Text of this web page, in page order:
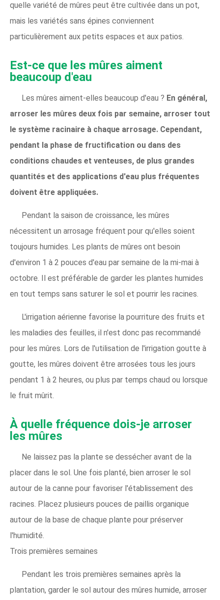
quelle variété de mûres peut être cultivée dans un pot,
mais les variétés sans épines conviennent
particulièrement aux petits espaces et aux patios.
Est-ce que les mûres aiment
beaucoup d'eau
Les mûres aiment-elles beaucoup d'eau ? En général,
arroser les mûres deux fois par semaine, arroser tout
le système racinaire à chaque arrosage. Cependant,
pendant la phase de fructification ou dans des
conditions chaudes et venteuses, de plus grandes
quantités et des applications d'eau plus fréquentes
doivent être appliquées.
Pendant la saison de croissance, les mûres
nécessitent un arrosage fréquent pour qu'elles soient
toujours humides. Les plants de mûres ont besoin
d'environ 1 à 2 pouces d'eau par semaine de la mi-mai à
octobre. Il est préférable de garder les plantes humides
en tout temps sans saturer le sol et pourrir les racines.
L'irrigation aérienne favorise la pourriture des fruits et
les maladies des feuilles, il n'est donc pas recommandé
pour les mûres. Lors de l'utilisation de l'irrigation goutte à
goutte, les mûres doivent être arrosées tous les jours
pendant 1 à 2 heures, ou plus par temps chaud ou lorsque
le fruit mûrit.
À quelle fréquence dois-je arroser
les mûres
Ne laissez pas la plante se dessécher avant de la
placer dans le sol. Une fois planté, bien arroser le sol
autour de la canne pour favoriser l'établissement des
racines. Placez plusieurs pouces de paillis organique
autour de la base de chaque plante pour préserver
l'humidité.
Trois premières semaines
Pendant les trois premières semaines après la
plantation, garder le sol autour des mûres humide, arroser